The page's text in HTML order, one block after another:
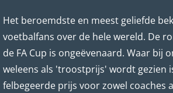
Het beroemdste en meest geliefde
voetbalfans over de hele wereld. De
de FA Cup is ongeëvenaard. Waar bij
weleens als 'troostprijs' wordt gezien
felbegeerde prijs voor zowel coaches